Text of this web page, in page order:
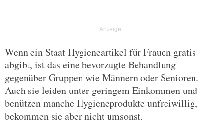
Wenn ein Staat Hygieneartikel für Frauen gratis
abgibt, ist das eine bevorzugte Behandlung
gegenüber Gruppen wie Männern oder Senioren.
Auch sie leiden unter geringem Einkommen und
benützen manche Hygieneprodukte unfreiwillig,
bekommen sie aber nicht umsonst.